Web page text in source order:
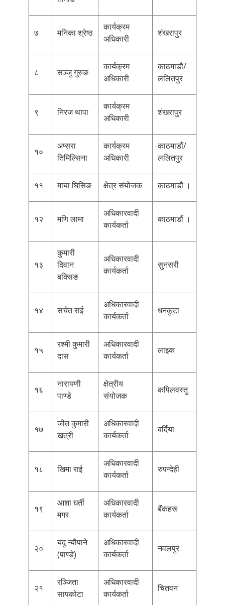
७ मनिका श्रेष्ठ
कार्यक्रम
अधिकारी
शंखरापुर
८ सञ्जु गुरुङ
कार्यक्रम
अधिकारी
काठमाडौं/
ललितपुर
९ निरज थापा
कार्यक्रम
अधिकारी
शंखरापुर
१०
अप्सरा
तिमिल्सिना
कार्यक्रम
अधिकारी
काठमाडौं/
ललितपुर
११ माया घिसिङ क्षेत्र संयोजक काठमाडौं ।
१२ मणि लामा
अधिकारवादी
कार्यकर्ता
काठमाडौं ।
१३
कुमारी
दिवान
बक्सिङ
अधिकारवादी
कार्यकर्ता
सुनसरी
१४ सचेत राई
अधिकारवादी
कार्यकर्ता
धनकुटा
१५
रश्मी कुमारी
दास
अधिकारवादी
कार्यकर्ता
लाइक
१६
नारायणी
पाण्डे
क्षेत्रीय
संयोजक
कपिलवस्तु
१७
जीत कुमारी
खत्री
अधिकारवादी
कार्यकर्ता
बर्दिया
१८ खिमा राई
अधिकारवादी
कार्यकर्ता
रुपन्देही
१९
आशा घर्ती
मगर
अधिकारवादी
कार्यकर्ता
बैंकहरू
२०
यदु न्यौपाने
(पाण्डे)
अधिकारवादी
कार्यकर्ता
नवलपुर
२१
रञ्जिता
सापकोटा
अधिकारवादी
कार्यकर्ता
चितवन